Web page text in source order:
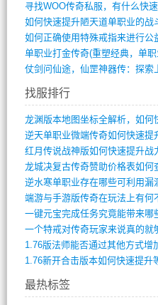
如何快速提升陋天道单职业的战
找服排行
龙城决复古传奇赞助价格表如何
端游与手游版传奇在玩法上有何
1.76版法师能否通过其他方式增
1.76新开合击版本如何快速提升
最热标签